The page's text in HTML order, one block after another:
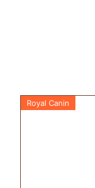
Royal Canin